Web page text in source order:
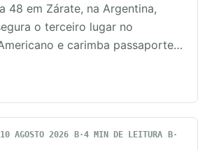
48 em Zárate, na Argentina,
o terceiro lugar no
e carimba passaporte…
AGOSTO 2026
4 MIN DE LEITURA